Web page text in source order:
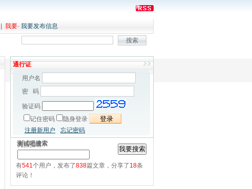
我要· 我要发布信息
通行证
用户名
密 码
验证码
记住密码
隐身登录
注册新用户
忘记密码
测试吧搜索
先搜搜看
有541个用户，发布了838篇文章，分享了 18条
评论！